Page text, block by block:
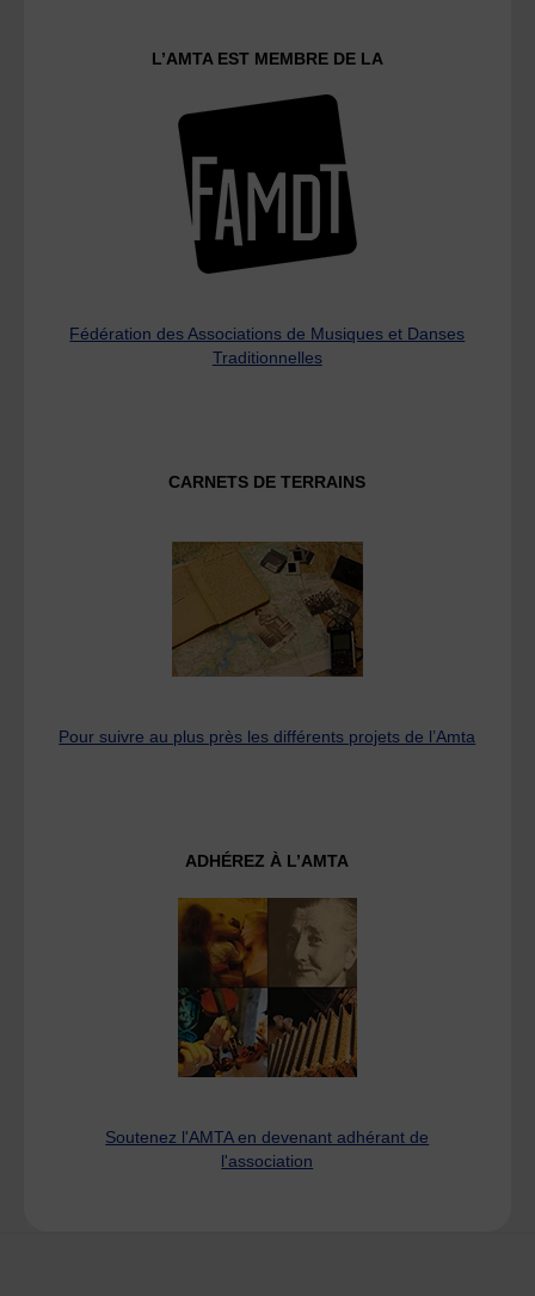
L’AMTA EST MEMBRE DE LA
Fédération des Associations de Musiques et Danses
Traditionnelles
CARNETS DE TERRAINS
Pour suivre au plus près les différents projets de l’Amta
ADHÉREZ À L’AMTA
Soutenez l'AMTA en devenant adhérant de
l'association